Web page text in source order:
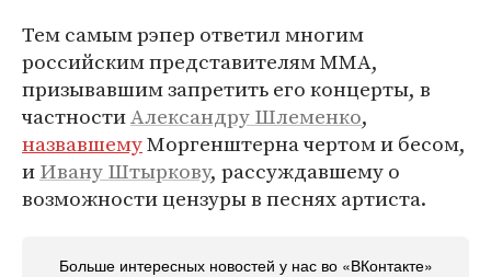
Тем самым рэпер ответил многим
российским представителям MMA,
призывавшим запретить его концерты, в
частностиАлександру Шлеменко,
назвавшемуМоргенштерна чертом и бесом,
иИвану Штыркову, рассуждавшему о
возможности цензуры в песнях артиста.
Больше интересных новостей у нас во «ВКонтакте»